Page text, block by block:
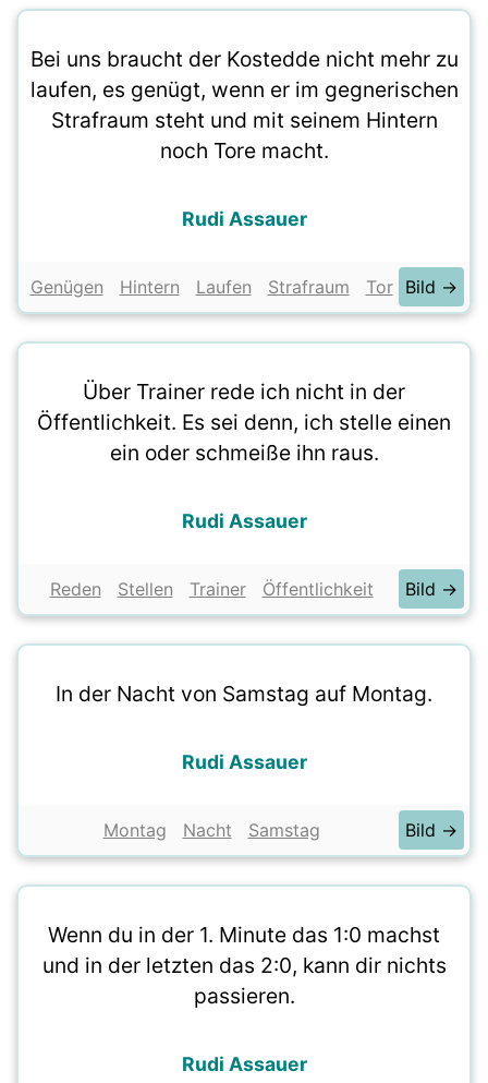
Bei uns braucht der Kostedde nicht mehr zu
laufen, es genügt, wenn er im gegnerischen
Strafraum steht und mit seinem Hintern
noch Tore macht.
Rudi Assauer
Genügen Hintern Laufen Strafraum Tor Bild →
Über Trainer rede ich nicht in der
Öffentlichkeit. Es sei denn, ich stelle einen
ein oder schmeiße ihn raus.
Rudi Assauer
Reden Stellen Trainer Öffentlichkeit Bild →
In der Nacht von Samstag auf Montag.
Rudi Assauer
Montag Nacht Samstag Bild →
Wenn du in der 1. Minute das 1:0 machst
und in der letzten das 2:0, kann dir nichts
passieren.
Rudi Assauer